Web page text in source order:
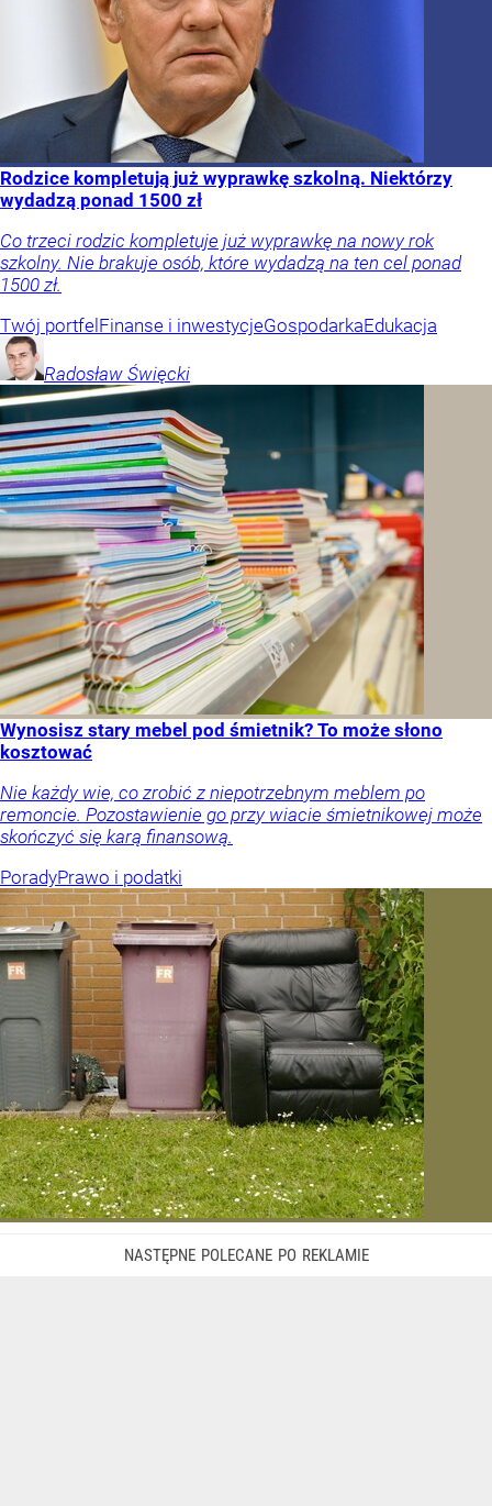
Rodzice kompletują już wyprawkę szkolną. Niektórzy
wydadzą ponad 1500 zł
Co trzeci rodzic kompletuje już wyprawkę na nowy rok
szkolny. Nie brakuje osób, które wydadzą na ten cel ponad
1500 zł.
Twój portfel Finanse i inwestycjeGospodarkaEdukacja
Radosław Święcki
Wynosisz stary mebel pod śmietnik? To może słono
kosztować
Nie każdy wie, co zrobić z niepotrzebnym meblem po
remoncie. Pozostawienie go przy wiacie śmietnikowej może
skończyć się karą finansową.
PoradyPrawo i podatki